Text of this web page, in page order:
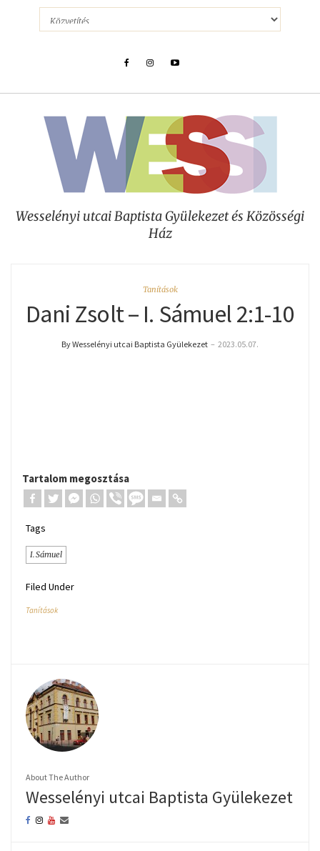
Wesselényi utcai Baptista Gyülekezet és Közösségi
Ház
Tanítások
Dani Zsolt – I. Sámuel 2:1-10
By Wesselényi utcai Baptista Gyülekezet – 2023.05.07.
Tartalom megosztása
Tags
I. Sámuel
Filed Under
Tanítások
About The Author
Wesselényi utcai Baptista Gyülekezet